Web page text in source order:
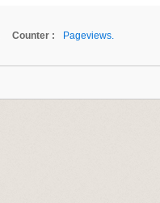
Counter :
Pageviews.